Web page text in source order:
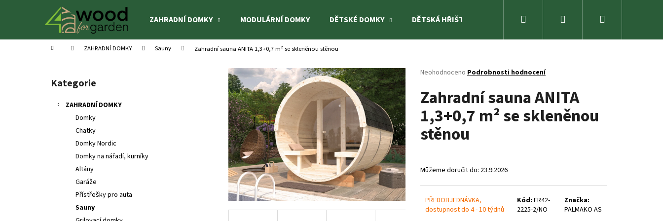
ZAHRADNÍ DOMKY MODULÁRNÍ DOMKY DĚTSKÉ DOMKY DĚTSKÁ HŘIŠTĚ ZAHRADA SPORTOVNÍ NÁŘADÍ A
Přihlášení
Domů ZAHRADNÍ DOMKY Sauny Zahradní sauna ANITA 1,3+0,7 m² se skleněnou stěnou
Přeskočit
kategorie
Kategorie
ZAHRADNÍ DOMKY
Domky
Chatky
Domky Nordic
Domky na nářadí, kurníky
Altány
Garáže
Přístřešky pro auta
Sauny
Průměrné
produktu
je
0,0
z
hvězdiček.
Neohodnoceno Podrobnosti hodnocení
Zahradní sauna ANITA
1,3+0,7 m² se skleněnou
stěnou
Můžeme doručit do: 23.9.2026
PŘEDOBJEDNÁVKA,
dostupnost do 4 - 10 týdnů
Kód: FR42-
2225-2/NO
Značka:
PALMAKO AS
í
Zpět
do
Zpět
do
Co potřebujete najít?
HLEDAT
Doporučujeme
DĚTSKÉ HŘIŠTĚ HENRY 1
DĚTSKÝ DOMEK JENNIE 3,6 M²
DĚTSKÁ HOUPAČKA MEL